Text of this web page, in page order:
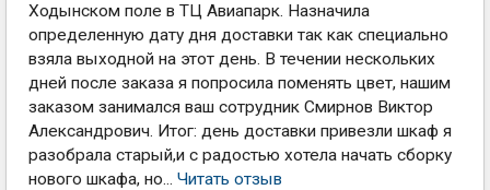
Ходынском поле в ТЦ Авиапарк. Назначила
определенную дату дня доставки так как специально
взяла выходной на этот день. В течении нескольких
дней после заказа я попросила поменять цвет, нашим
заказом занимался ваш сотрудник Смирнов Виктор
Александрович. Итог: день доставки привезли шкаф я
разобрала старый,и с радостью хотела начать сборку
нового шкафа, но... Читать отзыв